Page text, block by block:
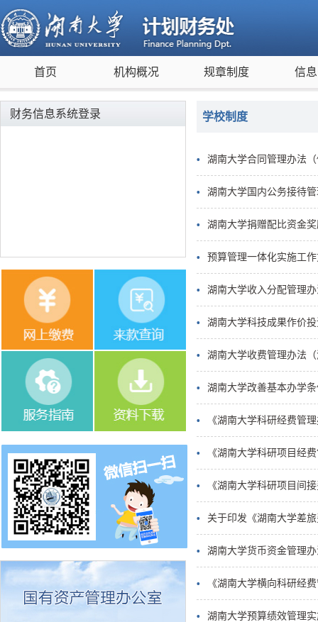
首页 机构概况 规章制度 信
财务信息系统登录 学校制度
湖南大学合同管理办法
湖南大学国内公务接待
湖南大学捐赠配比资金
预算管理一体化实施工
湖南大学收入分配管理
湖南大学科技成果作价
湖南大学收费管理办法
湖南大学改善基本办学
《湖南大学科研经费管
《湖南大学科研项目经
《湖南大学科研项目间
关于印发《湖南大学差
湖南大学货币资金管理
《湖南大学横向科研经
湖南大学预算绩效管理